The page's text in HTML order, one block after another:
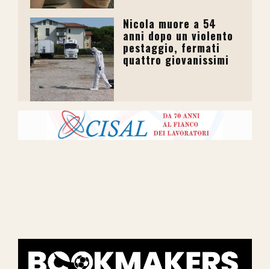
Nicola muore a 54
anni dopo un violento
pestaggio, fermati
quattro giovanissimi